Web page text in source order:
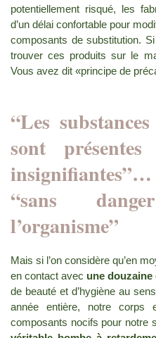
potentiellement risqué, les
d’un délai confortable pour
composants de substitution.
trouver ces produits sur le
Vous avez dit «principe de
“Les
sont
“sans
l’organisme”
Mais si l’on considère qu’en
en contact avec une
de beauté et d’hygiène au
année entière, notre
composants nocifs pour notre